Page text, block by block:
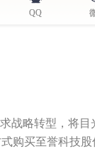
QQ
战略转型，将目
购买至誉科技股